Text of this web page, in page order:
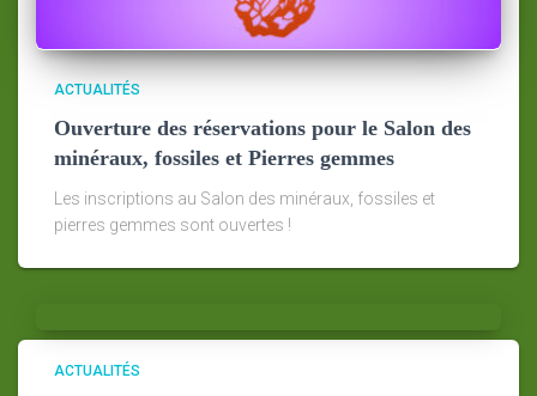
ACTUALITÉS
Ouverture des réservations pour le Salon des
minéraux, fossiles et Pierres gemmes
Les inscriptions au Salon des minéraux, fossiles et
pierres gemmes sont ouvertes !
ACTUALITÉS